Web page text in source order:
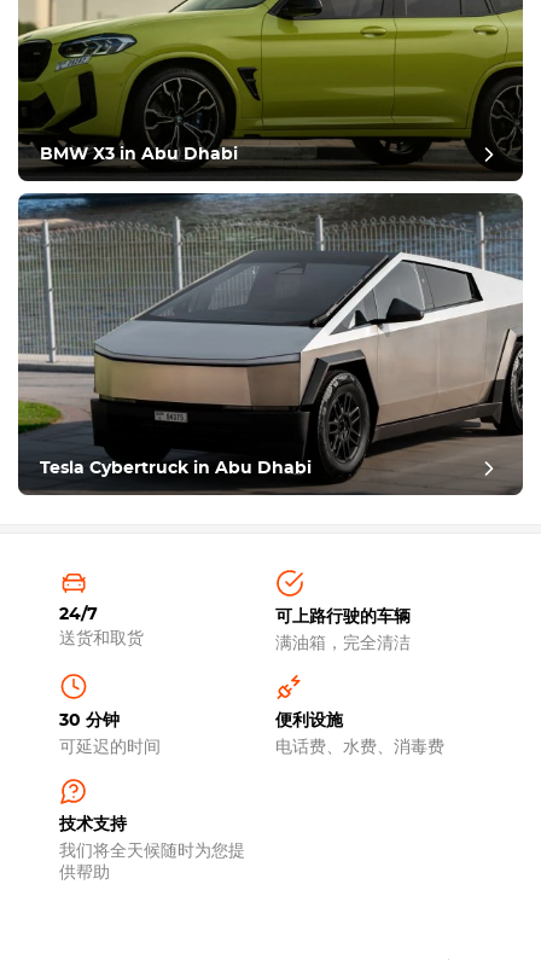
BMW X3 in Abu Dhabi
Tesla Cybertruck in Abu Dhabi
24/7
送货和取货
可上路行驶的车辆
满油箱，完全清洁
30 分钟
可延迟的时间
便利设施
电话费、水费、消毒费
技术支持
我们将全天候随时为您提
供帮助